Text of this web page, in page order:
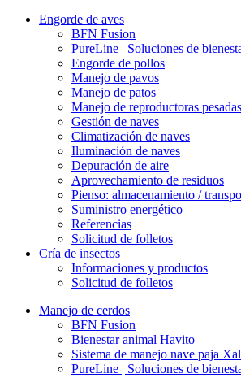
Engorde de aves
BFN Fusion
PureLine | Soluciones de
Engorde de pollos
Manejo de pavos
Manejo de patos
Manejo de reproductoras pesadas
Gestión de naves
Climatización de naves
Iluminación de naves
Depuración de aire
Aprovechamiento de residuos
Pienso: almacenamiento /
Suministro energético
Referencias
Solicitud de folletos
Cría de insectos
Informaciones y productos
Solicitud de folletos
Manejo de cerdos
BFN Fusion
Bienestar animal Havito
Sistema de manejo nave paja
PureLine | Soluciones de